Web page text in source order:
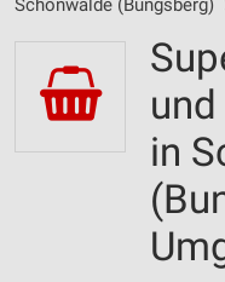
Schönwalde (Bungsberg)
in